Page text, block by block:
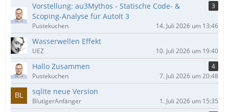
Vorstellung: au3Mythos - Statische Code- &
Scoping-Analyse für AutoIt 3
3
Pustekuchen 14. Juli 2026 um 13:46
Wasserwellen Effekt
UEZ 10. Juli 2026 um 19:40
Hallo Zusammen
4
Pustekuchen
7. Juli 2026 um 20:48
sqlite neue Version
BlutigerAnfänger 1. Juli 2026 um 15:35